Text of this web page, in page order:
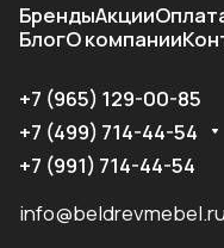
БрендыАкции
БлогО компании
+7 (965) 129-00-85
+7 (499) 714-44-54
+7 (991) 714-44-54
info@beldrevmebel.ru